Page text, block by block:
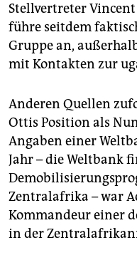
Stellvertreter
führe seitdem
Gruppe an,
mit Kontakten zur
Anderen Quellen
Ottis Position als
Angaben einer
Jahr – die Weltbank
Zentralafrika – war
Kommandeur einer
in der